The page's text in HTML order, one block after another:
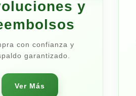
y
con confianza y
garantizado.
Ver Más